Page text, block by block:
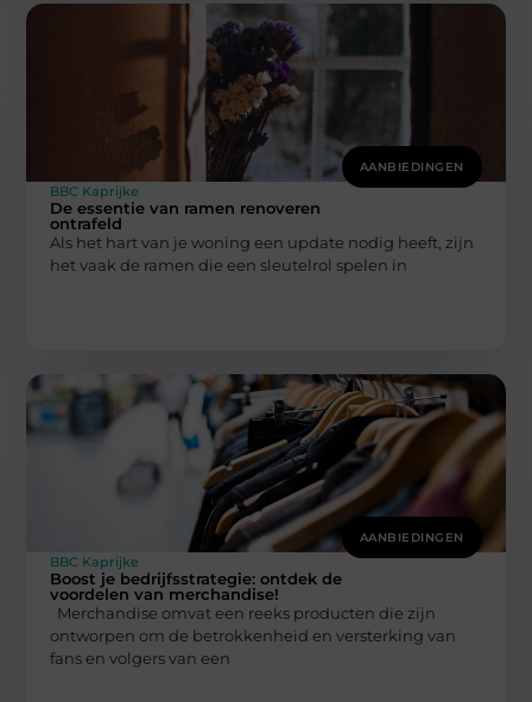
AANBIEDINGEN
BBC Kaprijke
De essentie van ramen renoveren
ontrafeld
Als het hart van je woning een update nodig heeft, zijn
het vaak de ramen die een sleutelrol spelen in
AANBIEDINGEN
BBC Kaprijke
Boost je bedrijfsstrategie: ontdek de
voordelen van merchandise!
Merchandise omvat een reeks producten die zijn
ontworpen om de betrokkenheid en versterking van
fans en volgers van een